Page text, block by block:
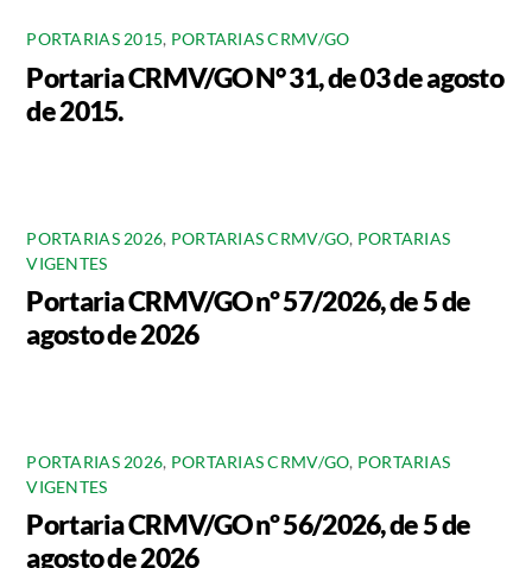
PORTARIAS 2015, PORTARIAS CRMV/GO
Portaria CRMV/GO N° 31, de 03 de agosto
de 2015.
PORTARIAS 2026, PORTARIAS CRMV/GO, PORTARIAS
VIGENTES
Portaria CRMV/GO nº 57/2026, de 5 de
agosto de 2026
PORTARIAS 2026, PORTARIAS CRMV/GO, PORTARIAS
VIGENTES
Portaria CRMV/GO nº 56/2026, de 5 de
agosto de 2026